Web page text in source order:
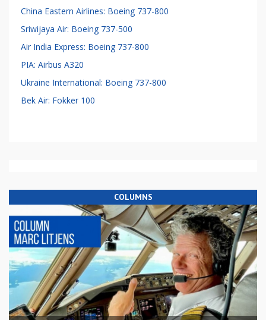
China Eastern Airlines: Boeing 737-800
Sriwijaya Air: Boeing 737-500
Air India Express: Boeing 737-800
PIA: Airbus A320
Ukraine International: Boeing 737-800
Bek Air: Fokker 100
COLUMNS